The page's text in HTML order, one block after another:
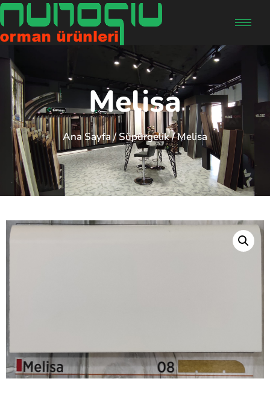
Melisa
Ana Sayfa/Süpürgelik/ Melisa